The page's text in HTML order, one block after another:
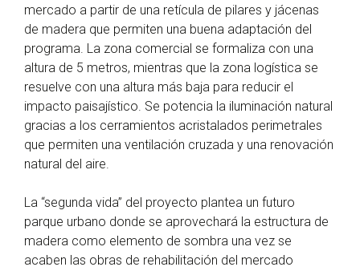
mercado a partir de una retícula de pilares y jácenas
de madera que permiten una buena adaptación del
programa. La zona comercial se formaliza con una
altura de 5 metros, mientras que la zona logística se
resuelve con una altura más baja para reducir el
impacto paisajístico. Se potencia la iluminación natural
gracias a los cerramientos acristalados perimetrales
que permiten una ventilación cruzada y una renovación
natural del aire.
La “segunda vida” del proyecto plantea un futuro
parque urbano donde se aprovechará la estructura de
madera como elemento de sombra una vez se
acaben las obras de rehabilitación del mercado